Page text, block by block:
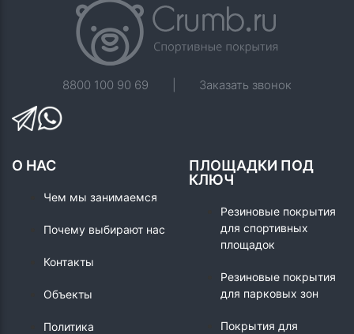
8800 100 90 69 Заказать звонок
О НАС
Чем мы занимаемся
Почему выбирают нас
Контакты
Объекты
Политика
ПЛОЩАДКИ ПОД
КЛЮЧ
Резиновые покрытия
для спортивных
площадок
Резиновые покрытия
для парковых зон
Покрытия для